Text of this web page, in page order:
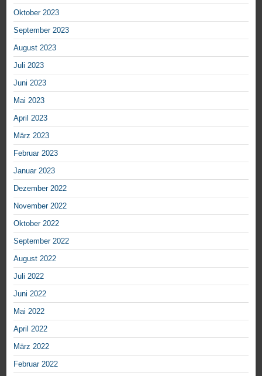
Oktober 2023
September 2023
August 2023
Juli 2023
Juni 2023
Mai 2023
April 2023
März 2023
Februar 2023
Januar 2023
Dezember 2022
November 2022
Oktober 2022
September 2022
August 2022
Juli 2022
Juni 2022
Mai 2022
April 2022
März 2022
Februar 2022